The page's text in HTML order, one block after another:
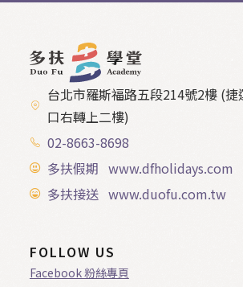
台北市羅斯福路五段214號2樓 (
口右轉上二樓)
02-8663-8698
多扶假期 www.dfholidays.com
多扶接送 www.duofu.com.tw
FOLLOW US
Facebook 粉絲專頁